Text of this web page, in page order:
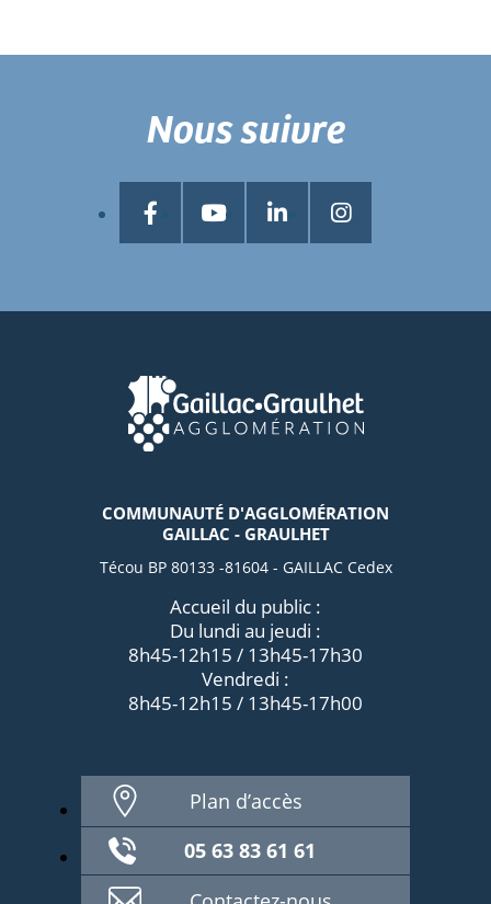
COMMUNAUTÉ D'AGGLOMÉRATION
GAILLAC - GRAULHET
Técou BP 80133 -81604 - GAILLAC Cedex
Accueil du public :
Du lundi au jeudi :
8h45-12h15 / 13h45-17h30
Vendredi :
8h45-12h15 / 13h45-17h00
Plan d’accès
05 63 83 61 61
Nous suivre